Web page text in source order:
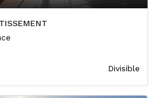
Divisible